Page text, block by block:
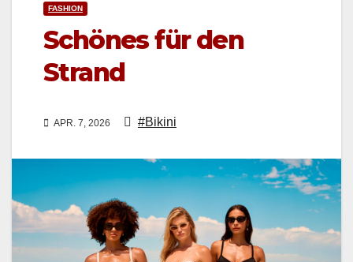
FASHION
Schönes für den
Strand
APR. 7, 2026 #Bikini